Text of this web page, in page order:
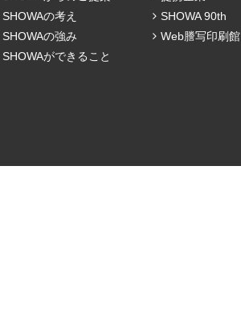
SHOWAの考え
SHOWAの強み
SHOWAができること
SHOWA 90th
Web謄写印刷館